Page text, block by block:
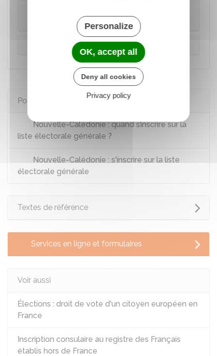
Futuna
Commune de Nouvelle-Calédonie
Pour en savoir plus
Nouvelle-Calédonie : quand s’inscrire sur la
liste électorale générale ?
Nouvelle-Calédonie : s'inscrire sur la liste
électorale générale
Textes de référence
Services en ligne et formulaires
Voir aussi
Élections : droit de vote d'un citoyen européen en
France
Inscription consulaire au registre des Français
établis hors de France
Personalize
OK, accept all
Deny all cookies
Privacy policy